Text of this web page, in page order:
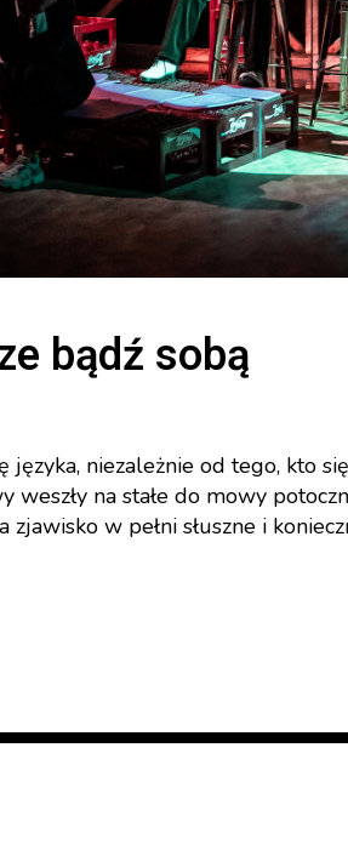
Badając
bądź sobą
niezależnie od tego, kto
weszły na stałe do mowy
zjawisko w pełni słuszne i